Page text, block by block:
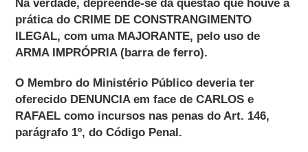
Na verdade, depreende-se da questão que houve a
prática do CRIME DE CONSTRANGIMENTO
ILEGAL, com uma MAJORANTE, pelo uso de
ARMA IMPRÓPRIA (barra de ferro).
O Membro do Ministério Público deveria ter
oferecido DENUNCIA em face de CARLOS e
RAFAEL como incursos nas penas do Art. 146,
parágrafo 1º, do Código Penal.